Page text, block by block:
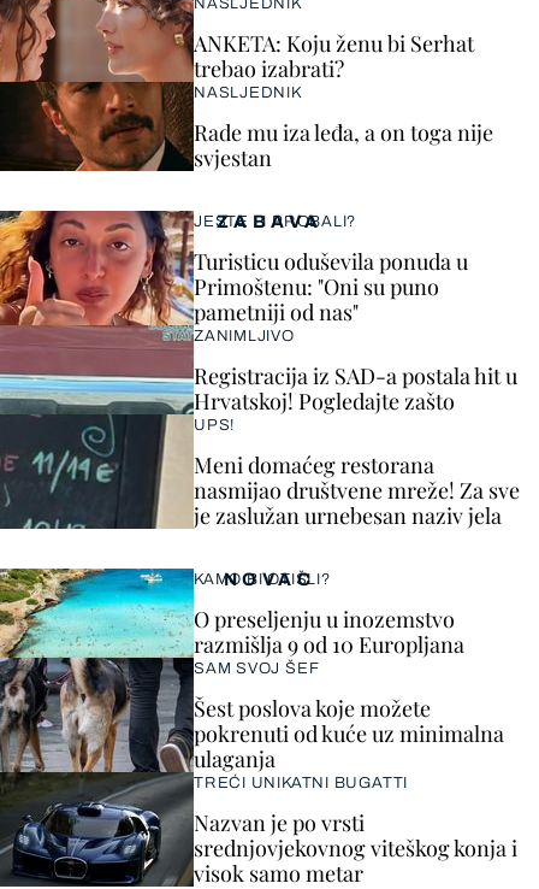
ZABAVA
JESTE LI PROBALI?
Turisticu oduševila ponuda u
Primoštenu: "Oni su puno
pametniji od nas"
ZANIMLJIVO
Registracija iz SAD-a postala hit u
Hrvatskoj! Pogledajte zašto
UPS!
Meni domaćeg restorana
nasmijao društvene mreže! Za sve
je zaslužan urnebesan naziv jela
NASLJEDNIK
ANKETA: Koju ženu bi Serhat
trebao izabrati?
NASLJEDNIK
Rade mu iza leđa, a on toga nije
svjestan
NOVAC
KAMO BI OTIŠLI?
O preseljenju u inozemstvo
razmišlja 9 od 10 Europljana
SAM SVOJ ŠEF
Šest poslova koje možete
pokrenuti od kuće uz minimalna
ulaganja
TREĆI UNIKATNI BUGATTI
Nazvan je po vrsti
srednjovjekovnog viteškog konja i
visok samo metar